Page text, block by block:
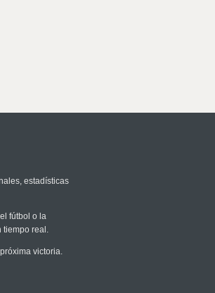
estadísticas
fútbol o la
tiempo real.
victoria.